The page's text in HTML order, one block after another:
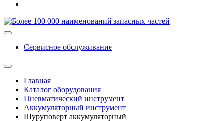
Сервисное обслуживание
Главная
Каталог оборудования
Пневматический инструмент
Аккумуляторный инструмент
Шуруповерт аккумуляторный